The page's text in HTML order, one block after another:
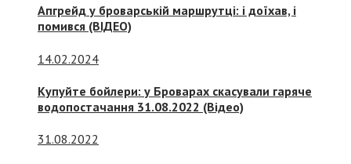
Апгрейд у броварській маршрутці: і доїхав, і
помився (ВІДЕО)
14.02.2024
Купуйте бойлери: у Броварах скасували гаряче
водопостачання 31.08.2022 (Відео)
31.08.2022